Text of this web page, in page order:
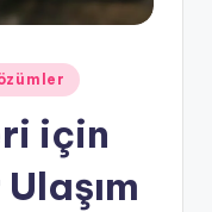
için